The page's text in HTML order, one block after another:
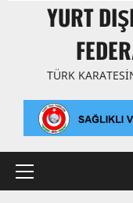
YURT
TÜRK
Primary